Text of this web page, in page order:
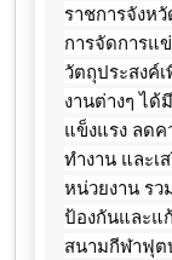
ราชการจังห
การจัดการแ
วัตถุประสงค์
งานต่างๆ ได้
แข็งแรง ลดค
ทำงาน และเ
หน่วยงาน รว
ป้องกันและแ
สนามกีฬาฟุต